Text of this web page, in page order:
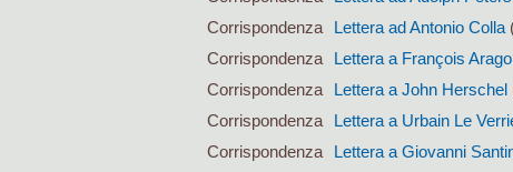
Corrispondenza
Lettera ad Antonio Colla
Corrispondenza
Lettera a François Arago
Corrispondenza
Lettera a John Herschel
Corrispondenza
Lettera a Urbain Le
Corrispondenza
Lettera a Giovanni